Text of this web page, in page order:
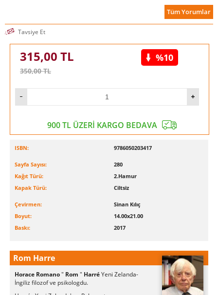
Tüm Yorumlar
Tavsiye Et
315,00 TL
350,00TL
%10
900 TL ÜZERİ KARGO BEDAVA
ISBN: 9786050203417
Sayfa Sayısı:
280
Kağıt Türü:
2.Hamur
Kapak Türü:
Ciltsiz
Çevirmen:
Sinan Kılıç
Boyut:
14.00x21.00
Baskı:
2017
Rom Harre
Horace Romano" Rom " HarréYeni Zelanda-
İngiliz filozof ve psikologdu.